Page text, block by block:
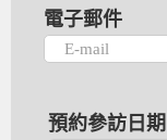
電子郵件
預約參訪日期